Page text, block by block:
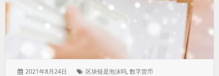
发
2021年8月24日
标
区块链是泡沫吗,数字货币